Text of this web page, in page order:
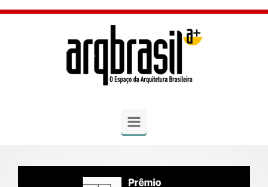
Skip to main content